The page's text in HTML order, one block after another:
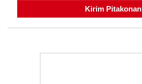
Kirim Pitakonan